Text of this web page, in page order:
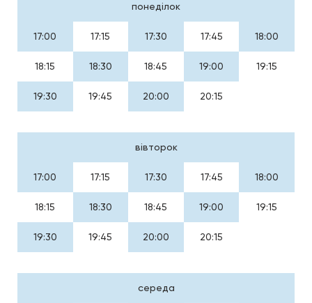
понеділок
17:00 17:15 17:30 17:45 18:00
18:15 18:30 18:45 19:00 19:15
19:30 19:45 20:00 20:15
вівторок
17:00 17:15 17:30 17:45 18:00
18:15 18:30 18:45 19:00 19:15
19:30 19:45 20:00 20:15
середа